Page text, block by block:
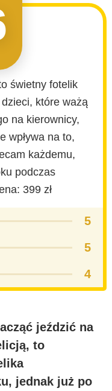
świetny fotelik
które ważą
na kierownicy,
wpływa na to,
każdemu,
podczas
399 zł
5
5
4
jeździć na
to
jednak już po